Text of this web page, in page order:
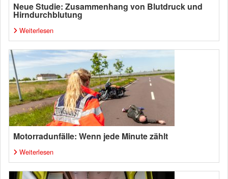
Neue Studie: Zusammenhang von Blutdruck und
Hirndurchblutung
Weiterlesen
Motorradunfälle: Wenn jede Minute zählt
Weiterlesen